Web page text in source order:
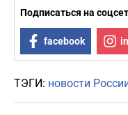
Подписаться на
facebook
ТЭГИ: новости